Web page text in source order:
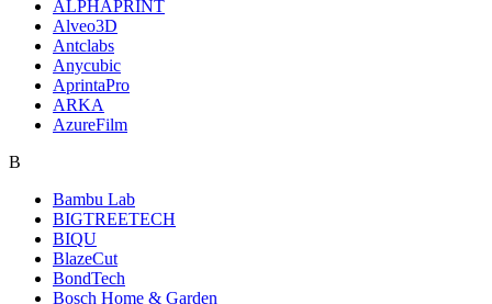
ALPHAPRINT
Alveo3D
Antclabs
Anycubic
AprintaPro
ARKA
AzureFilm
B
Bambu Lab
BIGTREETECH
BIQU
BlazeCut
BondTech
Bosch Home & Garden